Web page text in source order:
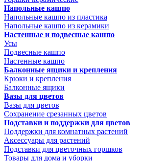
Напольные кашпо
Напольные кашпо из пластика
Напольные кашпо из керамики
Настенные и подвесные кашпо
Усы
Подвесные кашпо
Настенные кашпо
Балконные ящики и крепления
Крюки и крепления
Балконные ящики
Вазы для цветов
Вазы для цветов
Сохранение срезанных цветов
Подставки и поддержки для цветов
Поддержки для комнатных растений
Аксессуары для растений
Подставки для цветочных горшков
Товары для дома и уборки